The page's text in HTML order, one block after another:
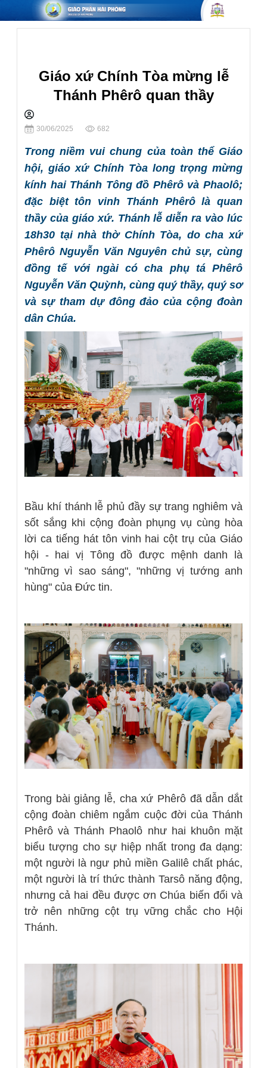
Giáo xứ Chính Tòa mừng lễ
Thánh Phêrô quan thầy
30/06/2025 682
Trong niềm vui chung của toàn thể Giáo
hội, giáo xứ Chính Tòa long trọng mừng
kính hai Thánh Tông đồ Phêrô và Phaolô;
đặc biệt tôn vinh Thánh Phêrô là quan
thầy của giáo xứ. Thánh lễ diễn ra vào lúc
18h30 tại nhà thờ Chính Tòa, do cha xứ
Phêrô Nguyễn Văn Nguyên chủ sự, cùng
đồng tế với ngài có cha phụ tá Phêrô
Nguyễn Văn Quỳnh, cùng quý thầy, quý sơ
và sự tham dự đông đảo của cộng đoàn
dân Chúa.
Bầu khí thánh lễ phủ đầy sự trang nghiêm và
sốt sắng khi cộng đoàn phụng vụ cùng hòa
lời ca tiếng hát tôn vinh hai cột trụ của Giáo
hội - hai vị Tông đồ được mệnh danh là
"những vì sao sáng", "những vị tướng anh
hùng" của Đức tin.
Trong bài giảng lễ, cha xứ Phêrô đã dẫn dắt
cộng đoàn chiêm ngắm cuộc đời của Thánh
Phêrô và Thánh Phaolô như hai khuôn mặt
biểu tượng cho sự hiệp nhất trong đa dạng:
một người là ngư phủ miền Galilê chất phác,
một người là trí thức thành Tarsô năng động,
nhưng cả hai đều được ơn Chúa biến đổi và
trở nên những cột trụ vững chắc cho Hội
Thánh.